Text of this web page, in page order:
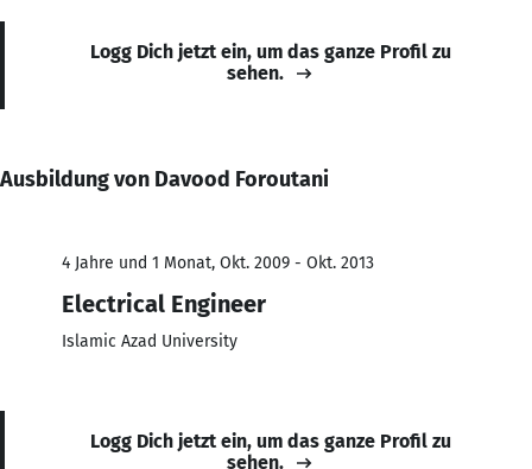
Logg Dich jetzt ein, um das ganze Profil zu
sehen.
Ausbildung von Davood Foroutani
4 Jahre und 1 Monat, Okt. 2009 - Okt. 2013
Electrical Engineer
Islamic Azad University
Logg Dich jetzt ein, um das ganze Profil zu
sehen.